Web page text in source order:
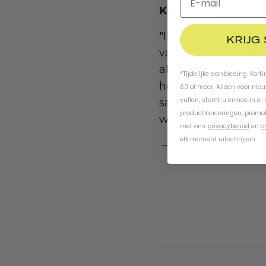
KLIMAATNEUTRAAL
"Ik doneer aan
van onze generatie
als bedrijven is het
het grootste deel
samen te werken
waar we trots op
–
Gloria
KRIJG
*Tijdelijke aanbieding.
60 of meer. Alleen voor
vullen, stemt u ermee in
productlanceringen,
met ons privacybeleid en
elk moment uitschrijven.